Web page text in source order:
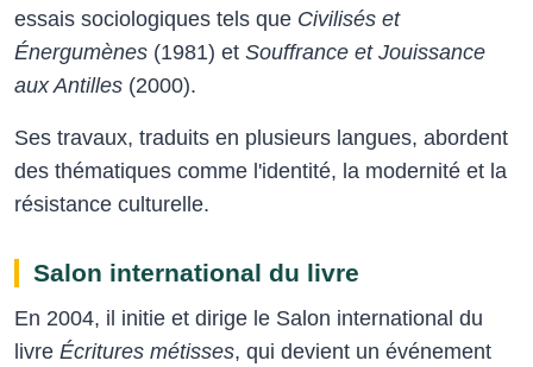
essais sociologiques tels que Civilisés et
Énergumènes (1981) et Souffrance et Jouissance
aux Antilles (2000).
Ses travaux, traduits en plusieurs langues, abordent
des thématiques comme l'identité, la modernité et la
résistance culturelle.
Salon international du livre
En 2004, il initie et dirige le Salon international du
livre Écritures métisses, qui devient un événement